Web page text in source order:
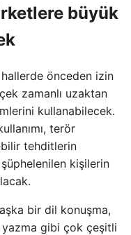
büyük
önceden izin
zamanlı uzaktan
kullanabilecek.
terör
tehditlerin
kişilerin
bir dil konuşma,
gibi çok çeşitli